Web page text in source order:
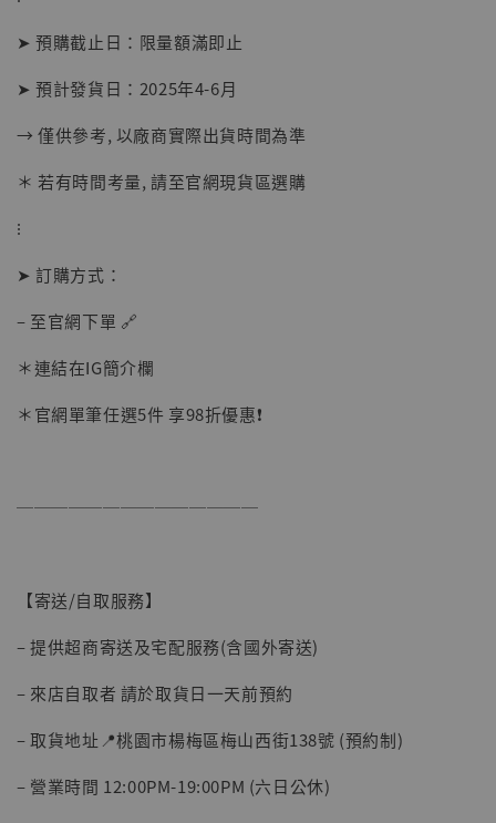
NT$ 1,870
【現貨】BJSTUDIO 1/6系列可動蒐藏人偶 讓
NT$ 4,980
NT$ 5,300
-
➤ 預購截止日：限量額滿即止
➤ 預計發貨日：2025年4-6月
→ 僅供參考, 以廠商實際出貨時間為準
＊ 若有時間考量, 請至官網現貨區選購
⁝
➤ 訂購方式：
– 至官網下單 🔗
＊連結在IG簡介欄
＊官網單筆任選5件 享98折優惠❗️
──────────────
【寄送/自取服務】
– 提供超商寄送及宅配服務(含國外寄送)
– 來店自取者 請於取貨日一天前預約
– 取貨地址📍桃園市楊梅區梅山西街138號 (預約制)
– 營業時間 12:00PM-19:00PM (六日公休)